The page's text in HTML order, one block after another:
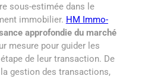
sous-estimée dans le
immobilier. HM Immo-
approfondie du marché
mesure pour guider les
de leur transaction. De
gestion des transactions,